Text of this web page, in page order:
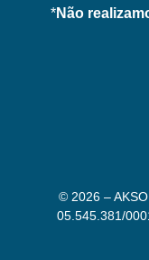
*Não
© 2026 –
05.545.381/